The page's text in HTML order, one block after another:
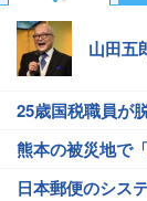
山田五
25歳国税職員が
熊本の被災地で
日本郵便のシス